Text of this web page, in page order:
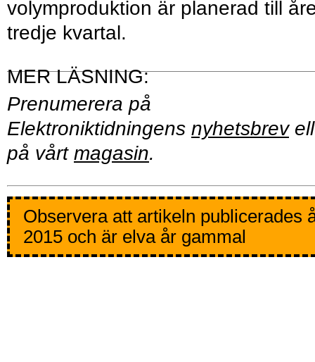
volymproduktion är planerad till
tredje kvartal.
Prenumerera på
Elektroniktidningens nyhetsbrev
på vårt magasin.
Observera att artikeln publicerades
2015 och är elva år gammal